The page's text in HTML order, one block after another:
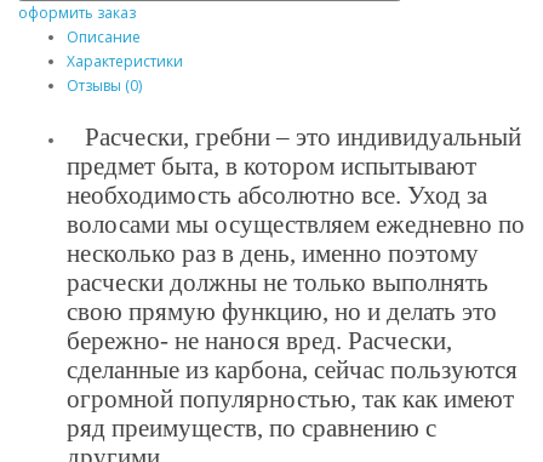
оформить заказ
Описание
Характеристики
Отзывы (0)
Расчески, гребни – это индивидуальный
предмет быта, в котором испытывают
необходимость абсолютно все. Уход за
волосами мы осуществляем ежедневно по
несколько раз в день, именно поэтому
расчески должны не только выполнять
свою прямую функцию, но и делать это
бережно- не нанося вред. Расчески,
сделанные из карбона, сейчас пользуются
огромной популярностью, так как имеют
ряд преимуществ, по сравнению с